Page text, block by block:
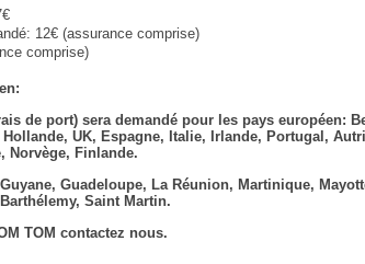
12€ (assurance comprise)
comprise)
de port) sera demandé pour les pays européen:
UK, Espagne, Italie, Irlande, Portugal,
Norvège, Finlande.
Guadeloupe, La Réunion, Martinique,
Saint Martin.
TOM contactez nous.